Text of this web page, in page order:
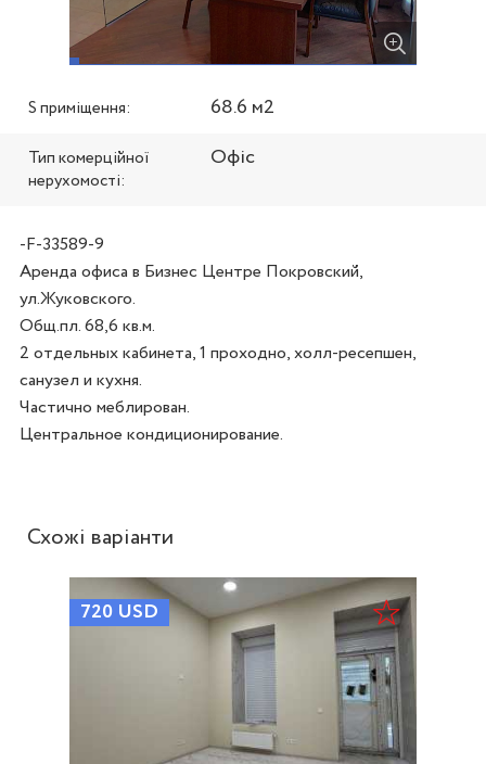
S приміщення: 68.6 м2
Тип комерційної
нерухомості:
Офіс
-F-33589-9
Аренда офиса в Бизнес Центре Покровский,
ул.Жуковского.
Общ.пл. 68,6 кв.м.
2 отдельных кабинета, 1 проходно, холл-ресепшен,
санузел и кухня.
Частично меблирован.
Схожі варіанти
720 USD